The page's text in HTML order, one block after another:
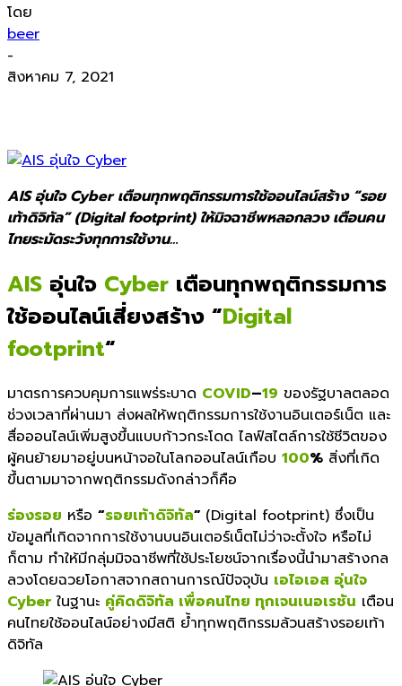
โดย
beer
-
สิงหาคม 7, 2021
AIS อุ่นใจ Cyber เตือนทุกพฤติกรรมการใช้ออนไลน์สร้าง “รอย
เท้าดิจิทัล” (Digital footprint) ให้มิจฉาชีพหลอกลวง เตือนคน
ไทยระมัดระวังทุกการใช้งาน…
AIS อุ่นใจ Cyber เตือนทุกพฤติกรรมการ
ใช้ออนไลน์เสี่ยงสร้าง “Digital
footprint“
มาตรการควบคุมการแพร่ระบาด COVID–19 ของรัฐบาลตลอด
ช่วงเวลาที่ผ่านมา ส่งผลให้พฤติกรรมการใช้งานอินเตอร์เน็ต และ
สื่อออนไลน์เพิ่มสูงขึ้นแบบก้าวกระโดด ไลฟ์สไตล์การใช้ชีวิตของ
ผู้คนย้ายมาอยู่บนหน้าจอในโลกออนไลน์เกือบ 100% สิ่งที่เกิด
ขึ้นตามมาจากพฤติกรรมดังกล่าวก็คือ
ร่องรอย หรือ “รอยเท้าดิจิทัล” (Digital footprint) ซึ่งเป็น
ข้อมูลที่เกิดจากการใช้งานบนอินเตอร์เน็ตไม่ว่าจะตั้งใจ หรือไม่
ก็ตาม ทำให้มีกลุ่มมิจฉาชีพที่ใช้ประโยชน์จากเรื่องนี้นำมาสร้างกล
ลวงโดยฉวยโอกาสจากสถานการณ์ปัจจุบัน เอไอเอส อุ่นใจ
Cyberในฐานะ คู่คิดดิจิทัล เพื่อคนไทย ทุกเจนเนอเรชัน เตือน
คนไทยใช้ออนไลน์อย่างมีสติ ย้ำทุกพฤติกรรมล้วนสร้างรอยเท้า
ดิจิทัล